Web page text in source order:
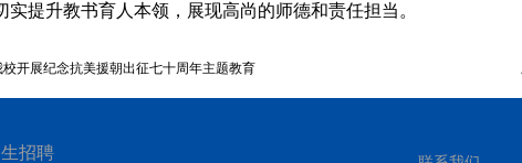
提升教书育人本领，展现高尚的师德和责任担当。
开展纪念抗美援朝出征七十周年主题教育
招聘